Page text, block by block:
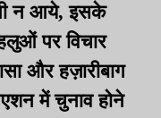
न आये, इसके
पर विचार
और हज़ारीबाग
में चुनाव होने